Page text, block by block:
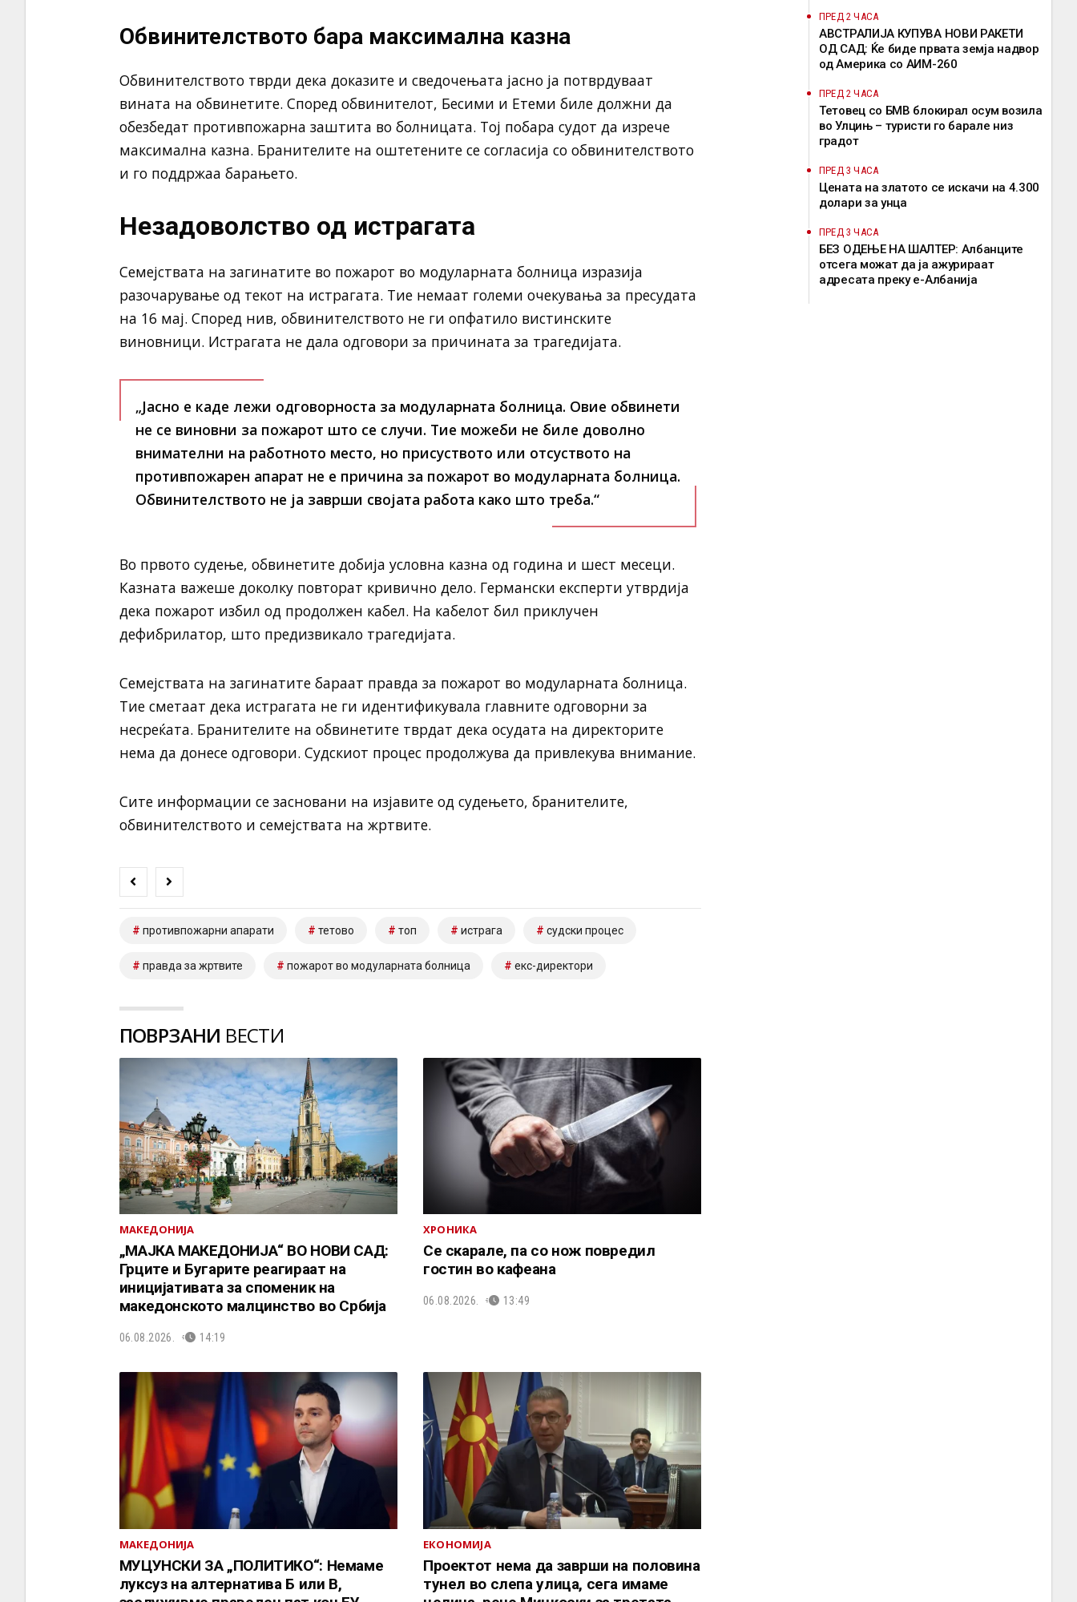
Обвинителството бара максимална казна
Обвинителството тврди дека доказите и сведочењата јасно ја потврдуваат
вината на обвинетите. Според обвинителот, Бесими и Етеми биле должни да
обезбедат противпожарна заштита во болницата. Тој побара судот да изрече
максимална казна. Бранителите на оштетените се согласија со обвинителството
и го поддржаа барањето.
Незадоволство од истрагата
Семејствата на загинатите во пожарот во модуларната болница изразија
разочарување од текот на истрагата. Тие немаат големи очекувања за пресудата
на 16 мај. Според нив, обвинителството не ги опфатило вистинските
виновници. Истрагата не дала одговори за причината за трагедијата.
„Јасно е каде лежи одговорноста за модуларната болница. Овие обвинети
не се виновни за пожарот што се случи. Тие можеби не биле доволно
внимателни на работното место, но присуството или отсуството на
противпожарен апарат не е причина за пожарот во модуларната болница.
Обвинителството не ја заврши својата работа како што треба.“
Во првото судење, обвинетите добија условна казна од година и шест месеци.
Казната важеше доколку повторат кривично дело. Германски експерти утврдија
дека пожарот избил од продолжен кабел. На кабелот бил приклучен
дефибрилатор, што предизвикало трагедијата.
Семејствата на загинатите бараат правда за пожарот во модуларната болница.
Тие сметаат дека истрагата не ги идентификувала главните одговорни за
несреќата. Бранителите на обвинетите тврдат дека осудата на директорите
нема да донесе одговори. Судскиот процес продолжува да привлекува внимание.
Сите информации се засновани на изјавите од судењето, бранителите,
обвинителството и семејствата на жртвите.
противпожарни апарати тетово топ истрага судски процес
правда за жртвите пожарот во модуларната болница екс-директори
ПОВРЗАНИ ВЕСТИ
МАКЕДОНИЈА
„МАЈКА МАКЕДОНИЈА“ ВО НОВИ САД:
Грците и Бугарите реагираат на
иницијативата за споменик на
македонското малцинство во Србија
06.08.2026. 14:19
ХРОНИКА
Се скарале, па со нож повредил
гостин во кафеана
06.08.2026. 13:49
МАКЕДОНИЈА
МУЦУНСКИ ЗА „ПОЛИТИКО“: Немаме
луксуз на алтернатива Б или В,
ЕКОНОМИЈА
Проектот нема да заврши на половина
тунел во слепа улица, сега имаме
ПРЕД 2 ЧАСА
АВСТРАЛИЈА КУПУВА НОВИ РАКЕТИ
ОД САД: Ќе биде првата земја надвор
од Америка со АИМ-260
ПРЕД 2 ЧАСА
Тетовец со БМВ блокирал осум возила
во Улцињ – туристи го барале низ
градот
ПРЕД 3 ЧАСА
Цената на златото се искачи на 4.300
долари за унца
ПРЕД 3 ЧАСА
БЕЗ ОДЕЊЕ НА ШАЛТЕР: Албанците
отсега можат да ја ажурираат
адресата преку е-Албанија